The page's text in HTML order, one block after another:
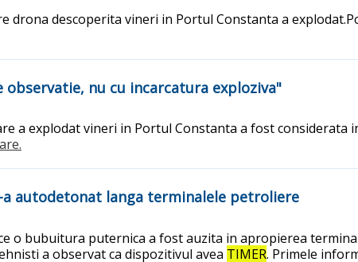
drona descoperita vineri in Portul Constanta a
nu cu incarcatura exploziva"
a explodat vineri in Portul Constanta a fost
a autodetonat langa terminalele petroliere
o bubuitura puternica a fost auzita in apropierea
a observat ca dispozitivul avea TIMER. Primele